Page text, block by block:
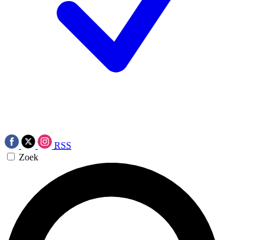
RSS
Zoek